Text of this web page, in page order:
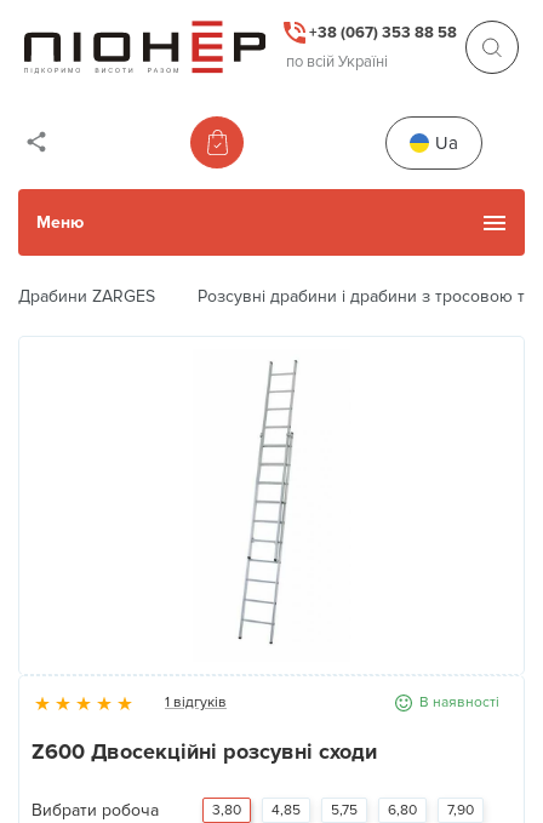
+38 (067) 353 88 58
по всій Україні
Ua
Меню
Каталог товарів
Прокат та послуги
Драбини ZARGES Розсувні драбини і драбини з тросовою
1 відгуків В наявності
Z600 Двосекційні розсувні сходи
Вибрати робоча
3,80 4,85 5,75 6,80
7,90